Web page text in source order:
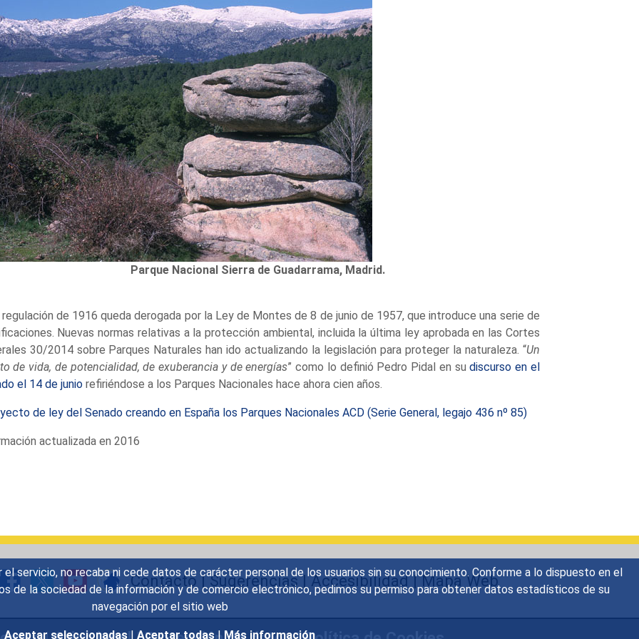
servicio, no recaba ni cede datos de carácter personal de los usuarios sin su conocimiento. Conforme a lo dispuesto en el
de la sociedad de la información y de comercio electrónico, pedimos su permiso para obtener datos estadísticos de su
navegación por el sitio web
Aceptar seleccionadas | Aceptar todas | Más información
Parque Nacional Sierra de Guadarrama, Madrid.
de 1916 queda derogada por la Ley de Montes de 8 de junio de 1957, que introduce una serie de
Nuevas normas relativas a la protección ambiental, incluida la última ley aprobada en las Cortes
30/2014 sobre Parques Naturales han ido actualizando la legislación para proteger la naturaleza. “Un
de vida, de potencialidad, de exuberancia y de energías” como lo definió Pedro Pidal en sudiscurso en el
el 14 de juniorefiriéndose a los Parques Nacionales hace ahora cien años.
de ley del Senado creando en España los Parques Nacionales ACD (Serie General, legajo 436 nº 85)
actualizada en 2016
Contacto|Sugerencias|Accesibilidad|Mapa Web